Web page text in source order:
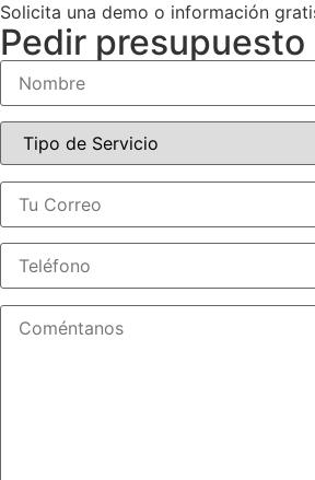
Solicita una demo o información
Pedir presupuesto